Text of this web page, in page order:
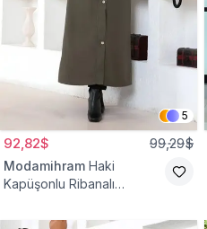
5
92,82$ 99,29$
Modamihram Haki
Kapüşonlu Ribanalı